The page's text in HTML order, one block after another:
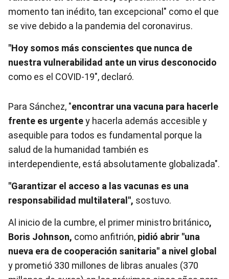
momento tan inédito, tan excepcional" como el que
se vive debido a la pandemia del coronavirus.
"Hoy somos más conscientes que nunca de
nuestra vulnerabilidad ante un virus desconocido
como es el COVID-19″, declaró.
Para Sánchez, "encontrar una vacuna para hacerle
frente es urgentey hacerla además accesible y
asequible para todos es fundamental porque la
salud de la humanidad también es
interdependiente, está absolutamente globalizada".
"Garantizar el acceso a las vacunas es una
responsabilidad multilateral", sostuvo.
Al inicio de la cumbre, el primer ministro británico,
Boris Johnson, como anfitrión, pidió abrir "una
nueva era de cooperación sanitaria" a nivel global
y prometió 330 millones de libras anuales (370